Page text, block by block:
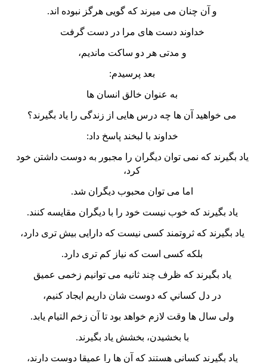
و آن چنان می ميرند که گويی هرگز نبوده اند.
خداوند دست های مرا در دست گرفت
و مدتی هر دو ساکت مانديم،
بعد پرسيدم:
به عنوان خالق انسان ها
می خواهيد آن ها چه درس هايی از زندگی را ياد بگيرند؟
خداوند با لبخند پاسخ داد:
ياد بگيرند که نمی توان ديگران را مجبور به دوست داشتن خود
كرد،
اما می توان محبوب ديگران شد.
ياد بگيرند که خوب نيست خود را با ديگران مقايسه کنند.
ياد بگيرند که ثروتمند کسی نيست که دارايی بيش تری دارد،
بلکه کسی است که نياز کم تری دارد.
ياد بگيرند که ظرف چند ثانيه می توانيم زخمی عميق
در دل کساني که دوست شان داريم ايجاد کنيم،
ولی سال ها وقت لازم خواهد بود تا آن زخم التيام يابد.
با بخشيدن، بخشش ياد بگيرند.
ياد بگيرند کسانی هستند که آن ها را عميقا دوست دارند،